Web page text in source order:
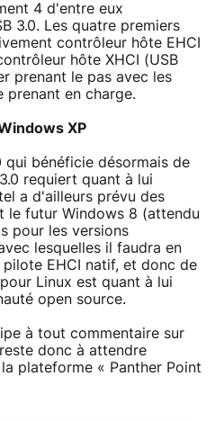
4 d'entre eux
3.0. Les quatre premiers
contrôleur hôte EHCI
hôte XHCI (USB
prenant le pas avec les
prenant en charge.
XP
qui bénéficie désormais de
requiert quant à lui
a d'ailleurs prévu des
le futur Windows 8 (attendu
pour les versions
lesquelles il faudra en
EHCI natif, et donc de
Linux est quant à lui
open source.
à tout commentaire sur
donc à attendre
plateforme « Panther Point